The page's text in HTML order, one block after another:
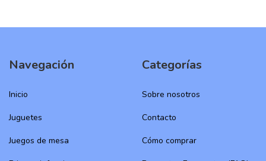
Navegación
Inicio
Juguetes
Juegos de mesa
Categorías
Sobre nosotros
Contacto
Cómo comprar